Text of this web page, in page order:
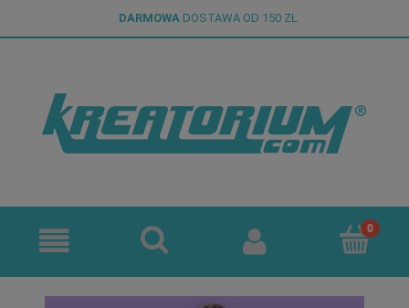
DARMOWA DOSTAWA OD 150 ZŁ